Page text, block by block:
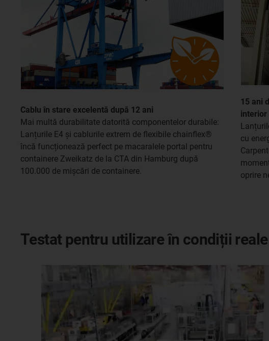
Cablu în stare excelentă după 12 ani
Mai multă durabilitate datorită componentelor durabile:
Lanțurile E4 și cablurile extrem de flexibile chainflex®
încă funcționează perfect pe macaralele portal pentru
containere Zweikatz de la CTA din Hamburg după
100.000 de mișcări de containere.
15 ani
interior
cu
oprire
Testat pentru utilizare în condiții